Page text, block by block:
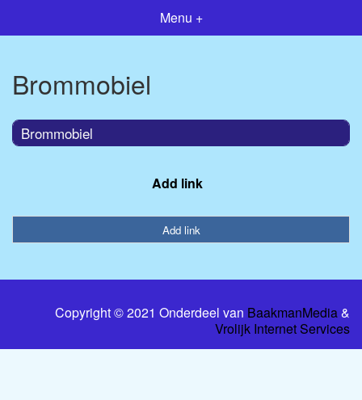
Menu +
Brommobiel
Brommobiel
Add link
Add link
Copyright © 2021 Onderdeel van BaakmanMedia&
Vrolijk Internet Services